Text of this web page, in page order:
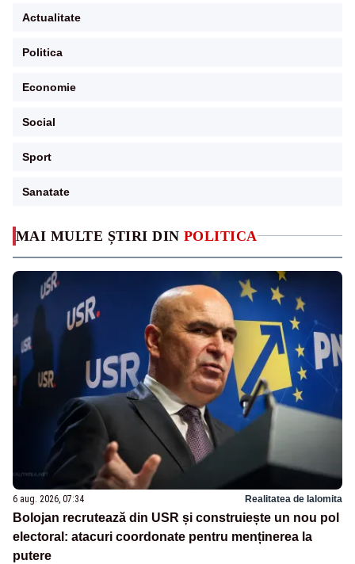
MAI MULTE ȘTIRI DIN POLITICA
6 aug. 2026, 07:34 Realitatea de Ialomita
Bolojan recrutează din USR și construiește un nou pol
electoral: atacuri coordonate pentru menținerea la
putere
Actualitate
Politica
Economie
Social
Sport
Sanatate